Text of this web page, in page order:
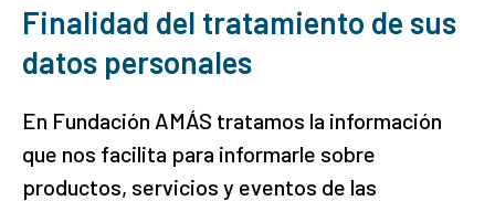
Finalidad del tratamiento de sus
datos personales
En Fundación AMÁS tratamos la información
que nos facilita para informarle sobre
productos, servicios y eventos de las